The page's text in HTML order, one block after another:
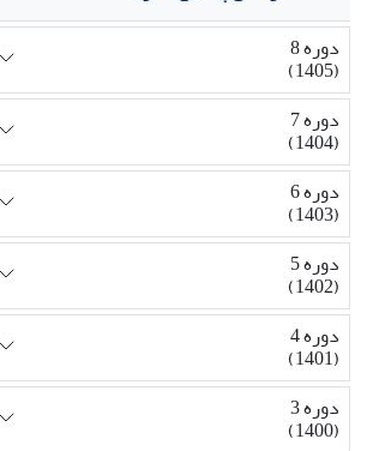
دوره 8
(1405)
دوره 7
(1404)
دوره 6
(1403)
دوره 5
(1402)
دوره 4
(1401)
دوره 3
(1400)